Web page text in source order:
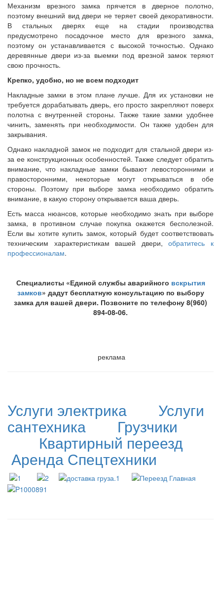
Механизм врезного замка прячется в дверное полотно,
поэтому внешний вид двери не теряет своей декоративности.
В стальных дверях еще на стадии производства
предусмотрено посадочное место для врезного замка,
поэтому он устанавливается с высокой точностью. Однако
деревянные двери из-за выемки под врезной замок теряют
свою прочность.
Крепко, удобно, но не всем подходит
Накладные замки в этом плане лучше. Для их установки не
требуется дорабатывать дверь, его просто закрепляют поверх
полотна с внутренней стороны. Также такие замки удобнее
чинить, заменять при необходимости. Он также удобен для
закрывания.
Однако накладной замок не подходит для стальной двери из-
за ее конструкционных особенностей. Также следует обратить
внимание, что накладные замки бывают левосторонними и
правосторонними, некоторые могут открываться в обе
стороны. Поэтому при выборе замка необходимо обратить
внимание, в какую сторону открывается ваша дверь.
Есть масса нюансов, которые необходимо знать при выборе
замка, в противном случае покупка окажется бесполезной.
Если вы хотите купить замок, который будет соответствовать
техническим характеристикам вашей двери,обратитесь к
профессионалам.
Специалисты «Единой службы аварийного вскрытия
замков» дадут бесплатную консультацию по выбору
замка для вашей двери. Позвоните по телефону 8(960)
894-08-06.
реклама
Услуги электрика Услуги
сантехника Грузчики
Квартирный переезд
Аренда Спецтехники